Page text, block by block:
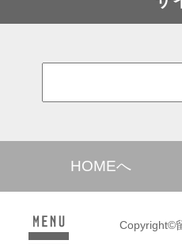
HOMEへ
Copyright©